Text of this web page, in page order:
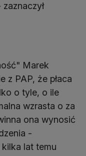
Marek
z PAP, że płaca
o tyle, o ile
wzrasta o za
ona wynosić
-
kilka lat temu